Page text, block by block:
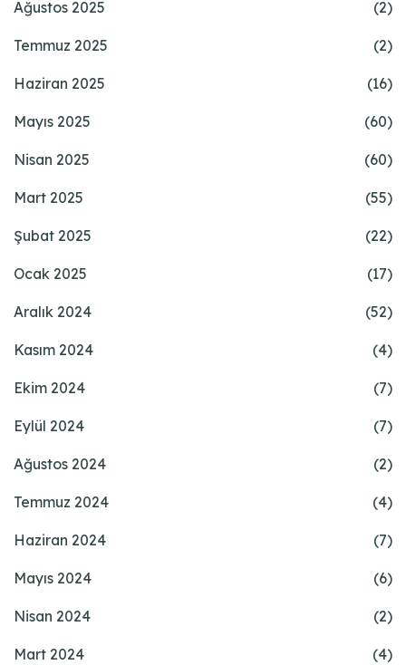
Ağustos 2025 (2)
Temmuz 2025 (2)
Haziran 2025 (16)
Mayıs 2025 (60)
Nisan 2025 (60)
Mart 2025 (55)
Şubat 2025 (22)
Ocak 2025 (17)
Aralık 2024 (52)
Kasım 2024 (4)
Ekim 2024 (7)
Eylül 2024 (7)
Ağustos 2024 (2)
Temmuz 2024 (4)
Haziran 2024 (7)
Mayıs 2024 (6)
Nisan 2024 (2)
Mart 2024 (4)